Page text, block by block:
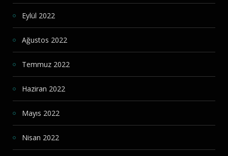
Eylül 2022
Ağustos 2022
Temmuz 2022
Haziran 2022
Mayıs 2022
Nisan 2022